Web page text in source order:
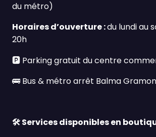
du métro)
Horaires d’ouverture :du lundi au
20h
🅿️ Parking gratuit du centre
🚌 Bus & métro arrêt Balma
🛠️Services disponibles en